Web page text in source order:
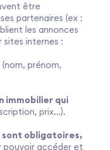
être
partenaires (ex :
les annonces
sites internes :
(nom, prénom,
immobilier qui
prix...).
sont obligatoires,
pouvoir accéder et